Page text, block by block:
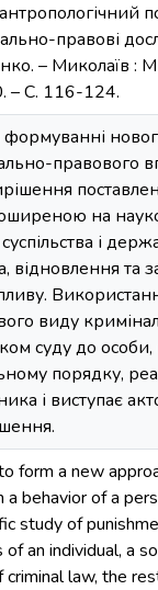
правові
– Миколаїв :
– С. 116-124.
формуванні
правового
на
і
відновлення та
виду
суду до
порядку,
і виступає
form a new
a behavior of a
study of
an individual, a
criminal law, the